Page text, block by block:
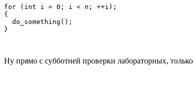
for (int i = 0; i < n; ++i);
{
  do_something();
}
Ну прямо с субботней проверки лабораторных,